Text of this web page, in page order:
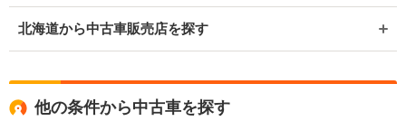
北海道から中古車販売店を探す
他の条件から中古車を探す